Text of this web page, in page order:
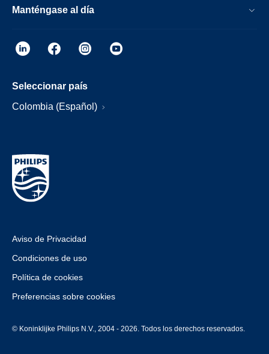
Manténgase al día
Seleccionar país
Colombia (Español)
Aviso de Privacidad
Condiciones de uso
Política de cookies
Preferencias sobre cookies
© Koninklijke Philips N.V., 2004 - 2026. Todos los derechos reservados.